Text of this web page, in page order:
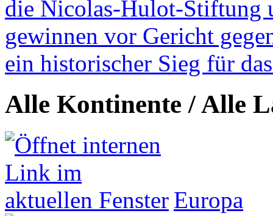
die Nicolas-Hulot-Stiftung
gewinnen vor Gericht
ein historischer Sieg für
Alle Kontinente / Alle
Europa